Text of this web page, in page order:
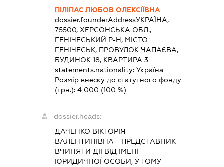
ПІЛІПАС ЛЮБОВ ОЛЕКСІЇВНА
dossier.founderAddressУКРАЇНА,
75500, ХЕРСОНСЬКА ОБЛ.,
ГЕНІЧЕСЬКИЙ Р-Н, МІСТО
ГЕНІЧЕСЬК, ПРОВУЛОК ЧАПАЄВА,
БУДИНОК 18, КВАРТИРА 3
statements.nationality:Україна
Розмір внеску до статутного фонду
(грн.):4 000 (100 %)
dossier.heads:
ДАЧЕНКО ВІКТОРІЯ
ВАЛЕНТИНІВНА - ПРЕДСТАВНИК
ВЧИНЯТИ ДІЇ ВІД ІМЕНІ
ЮРИДИЧНОЇ ОСОБИ, У ТОМУ